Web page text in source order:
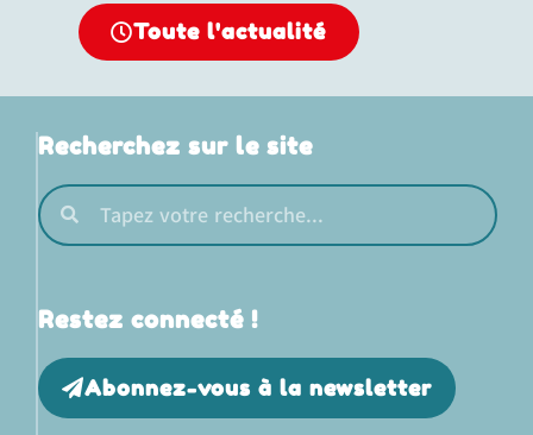
Toute l'actualité
Recherchez sur le site
Restez connecté !
Abonnez-vous à la newsletter